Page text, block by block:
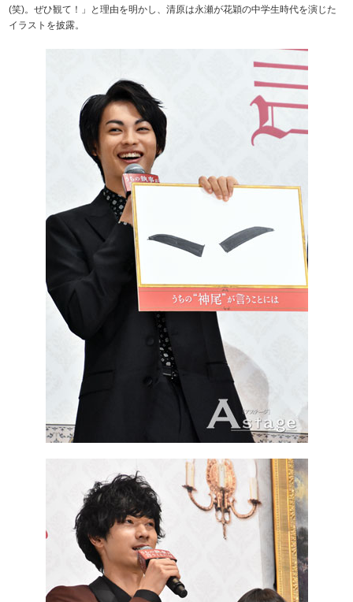
(笑)。ぜひ観て！」と理由を明かし、清原は永瀬が花穎の中学生時代を演じた
イラストを披露。